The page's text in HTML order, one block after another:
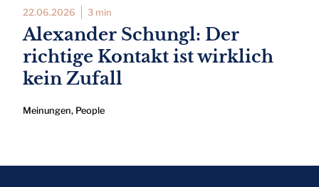
22.06.2026 3 min
Alexander Schungl: Der
richtige Kontakt ist wirklich
kein Zufall
Meinungen, People